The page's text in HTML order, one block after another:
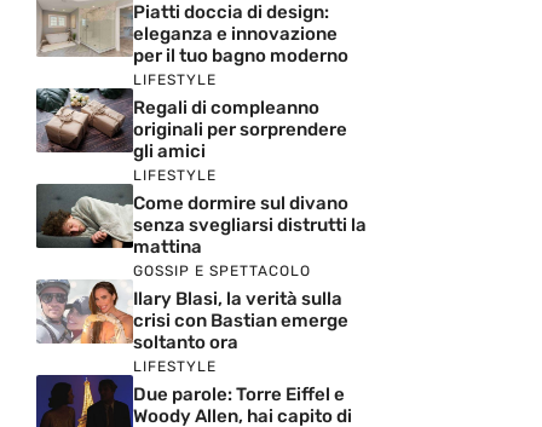
Piatti doccia di design:
eleganza e innovazione
per il tuo bagno moderno
LIFESTYLE
Regali di compleanno
originali per sorprendere
gli amici
LIFESTYLE
Come dormire sul divano
senza svegliarsi distrutti la
mattina
GOSSIP E SPETTACOLO
Ilary Blasi, la verità sulla
crisi con Bastian emerge
soltanto ora
LIFESTYLE
Due parole: Torre Eiffel e
Woody Allen, hai capito di